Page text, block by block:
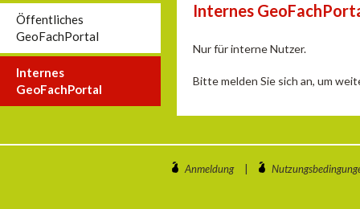
Öffentliches
GeoFachPortal
Internes
GeoFachPortal
Internes
Nur für interne Nutzer.
Bitte melden Sie sich an, um
Anmeldung